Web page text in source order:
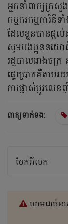
អ្នកនាំពាក្យក្
កម្មករកម្មការិនី
ដែលខ្លួនបានផ្ដ
សូមបងប្អូននយោ
រដ្ឋបាលរោងចក្
ផ្ទេរប្រាក់គឺតា
ការផ្លាស់ប្ដូរល
ពាក្យទាក់ទង:
ចែករំលែក
ហាមដាច់ខ